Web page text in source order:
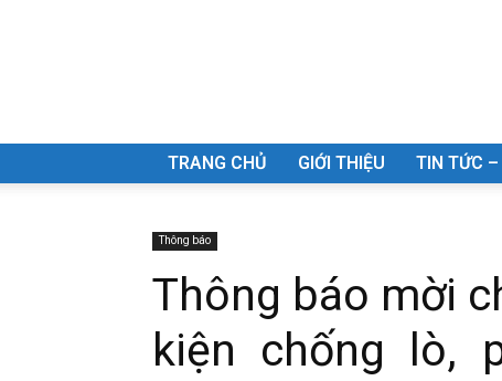
Công
TRANG CHỦ GIỚI THIỆU TIN TỨC –
Thông báo
Thông báo mời
kiện chống lò,